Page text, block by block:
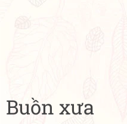
Buồn xưa